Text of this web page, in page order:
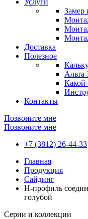
Услуги
Замер
Доставка
Полезное
Какой
Контакты
Позвоните мне
Позвоните мне
+7 (3812) 26-44-33
Главная
Продукция
Сайдинг
H-профиль
голубой
Серии и коллекции